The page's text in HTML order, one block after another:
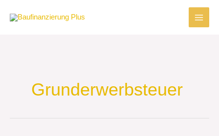
Inhalt
Grunderwerbsteuer